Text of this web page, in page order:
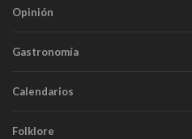
Opinión
Gastronomía
Calendarios
Folklore